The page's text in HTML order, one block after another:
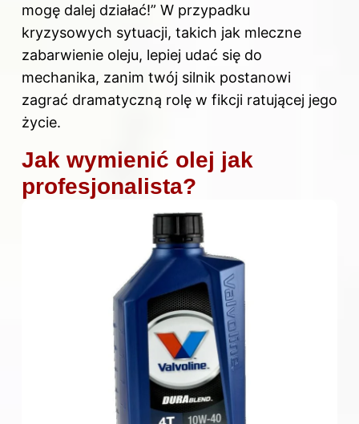
mogę dalej działać!” W przypadku
kryzysowych sytuacji, takich jak mleczne
zabarwienie oleju, lepiej udać się do
mechanika, zanim twój silnik postanowi
zagrać dramatyczną rolę w fikcji ratującej jego
życie.
Jak wymienić olej jak
profesjonalista?